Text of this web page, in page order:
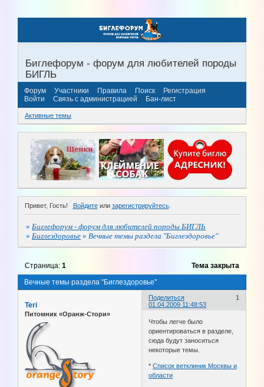
Биглефорум - форум для любителей породы
БИГЛЬ
Форум Участники Правила Поиск
Регистрация
Войти
Связь с администрацией Бан-лист
Активные темы
Привет, Гость! Войдитеили зарегистрируйтесь.
» Биглефорум - форум для любителей породы БИГЛЬ
» Биглездоровье » Вечные темы раздела "Биглездоровье"
Вечные темы раздела "Биглездоровье"
Страница:1 Тема закрыта
Поделиться
1
01.04.2009 11:48:53
Teri
Питомник «Оранж-Стори»
Чтобы легче было
ориентироваться в разделе,
сюда будут заноситься
некоторые темы.
*Список ветклиник Москвы и
области